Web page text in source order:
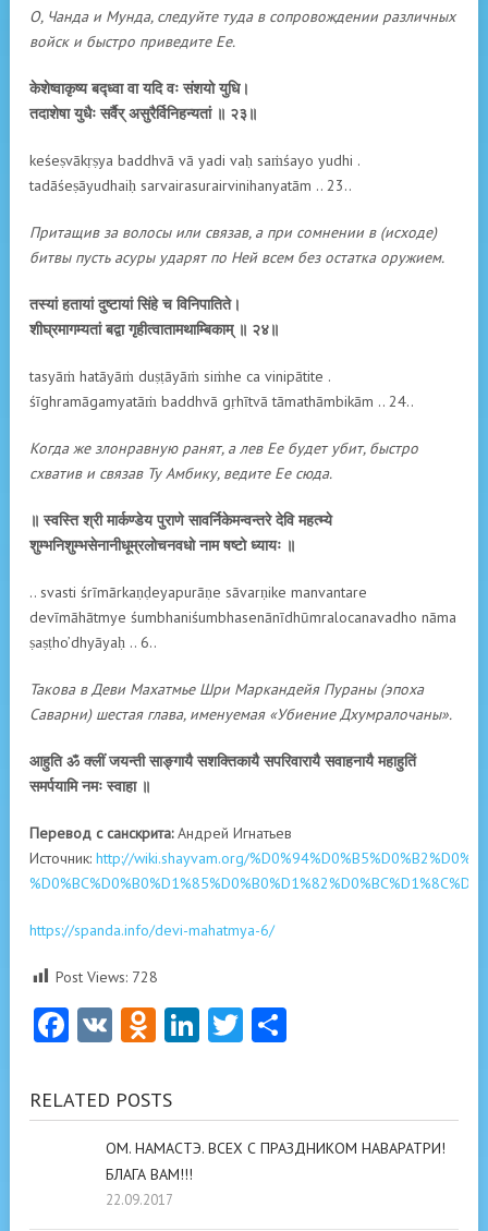
О, Чанда и Мунда, следуйте туда в сопровождении рaзличных
войск и быстро приведите Ее.
केशेष्वाकृष्य बद्ध्वा वा यदि वः संशयो युधि।
तदाशेषा युधैः सर्वैर् असुरैर्विनिहन्यतां ॥ २३॥
keśeṣvākṛṣya baddhvā vā yadi vaḥ saṁśayo yudhi .
tadāśeṣāyudhaiḥ sarvairasurairvinihanyatām .. 23..
Притащив за волосы или связав, а при сомнении в (исходе)
битвы пусть асуры ударят по Ней всем без остатка оружием.
तस्यां हतायां दुष्टायां सिंहे च विनिपातिते।
शीघ्रमागम्यतां बद्वा गृहीत्वातामथाम्बिकाम् ॥ २४॥
tasyāṁ hatāyāṁ duṣṭāyāṁ siṁhe ca vinipātite .
śīghramāgamyatāṁ baddhvā gṛhītvā tāmathāmbikām .. 24..
Когда же злонравную ранят, а лев Ее будет убит, быстро
схватив и связав Ту Амбику, ведите Ее сюда.
॥ स्वस्ति श्री मार्कण्डेय पुराणे सावर्निकेमन्वन्तरे देवि महत्म्ये
शुम्भनिशुम्भसेनानीधूम्रलोचनवधो नाम षष्टो ध्यायः ॥
.. svasti śrīmārkaṇḍeyapurāṇe sāvarṇike manvantare
devīmāhātmye śumbhaniśumbhasenānīdhūmralocanavadho nāma
ṣaṣṭho’dhyāyaḥ .. 6..
Такова в Деви Махатмье Шри Маркандейя Пураны (эпоха
Саварни) шестая глава, именуемая «Убиение Дхумралочаны».
आहुति ॐ क्लीं जयन्ती साङ्गायै सशक्तिकायै सपरिवारायै सवाहनायै महाहुतिं
समर्पयामि नमः स्वाहा ॥
Перевод с санскрита:Андрей Игнатьев
Источник: http://wiki.shayvam.org/
https://spanda.info/devi-mahatmya-6/
Post Views: 728
Facebook
VK Odnoklassniki
LinkedIn
Twitter
RELATED POSTS
ОМ. НАМАСТЭ. ВСЕХ С ПРАЗДНИКОМ НАВАРАТРИ!
БЛАГА ВАМ!!!
22.09.2017